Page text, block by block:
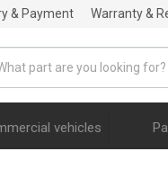
& Payment Warranty &
vehicles